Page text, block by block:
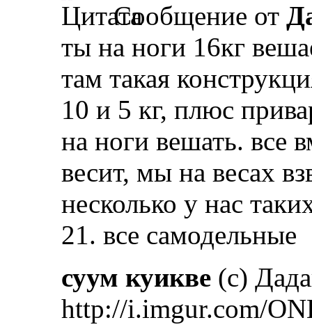
Сообщение от
ты на ноги 16кг
там такая
10 и 5 кг, плюс
на ноги вешать. все
весит, мы на весах
несколько у нас
21. все самодельные
суум куикве (с)
http://i.imgur.com/